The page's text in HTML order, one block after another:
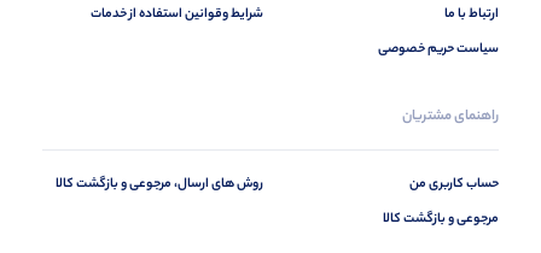
ارتباط با ما
سیاست حریم خصوصی
شرایط وقوانین استفاده از خدمات
راهنمای مشتریان
حساب کاربری من
مرجوعی و بازگشت کالا
روش های ارسال، مرجوعی و بازگشت کالا